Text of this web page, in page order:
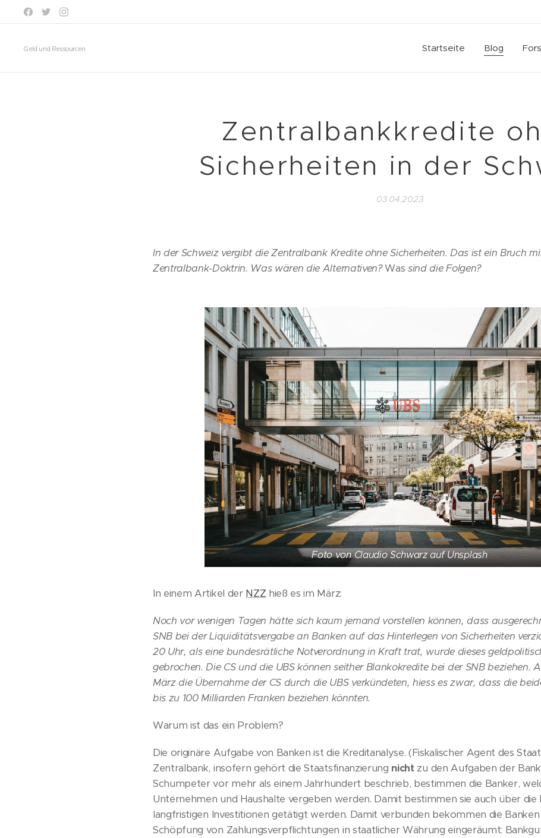
Geld und Ressourcen Startseite Blog
Zentralbankkredite
Sicherheiten in der
03.04.2023
In der Schweiz vergibt die Zentralbank Kredite ohne Sicherheiten. Das ist ein Bruch
Zentralbank-Doktrin. Was wären die Alternativen?Was sind die Folgen?
Foto von Claudio Schwarz auf Unsplash
In einem Artikel der NZZ hieß es im März:
Noch vor wenigen Tagen hätte sich kaum jemand vorstellen können, dass
SNB bei der Liquiditätsvergabe an Banken auf das Hinterlegen von Sicherheiten
20 Uhr, als eine bundesrätliche Notverordnung in Kraft trat, wurde dieses
gebrochen. Die CS und die UBS können seither Blankokredite bei der SNB beziehen.
März die Übernahme der CS durch die UBS verkündeten, hiess es zwar, dass die
bis zu 100 Milliarden Franken beziehen könnten.
Warum ist das ein Problem?
Die originäre Aufgabe von Banken ist die Kreditanalyse. (Fiskalischer Agent des
Zentralbank, insofern gehört die Staatsfinanzierung nicht zu den Aufgaben der
Schumpeter vor mehr als einem Jahrhundert beschrieb, bestimmen die Banker,
Unternehmen und Haushalte vergeben werden. Damit bestimmen sie auch über die
langfristigen Investitionen getätigt werden. Damit verbunden bekommen die
Schöpfung von Zahlungsverpflichtungen in staatlicher Währung eingeräumt: